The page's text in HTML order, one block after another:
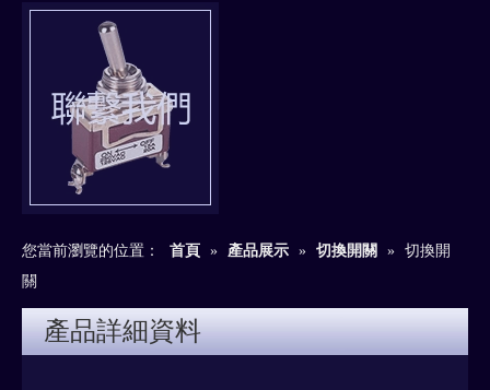
您當前瀏覽的位置： 首頁 » 產品展示 » 切換開關 » 切換開
關
產品詳細資料